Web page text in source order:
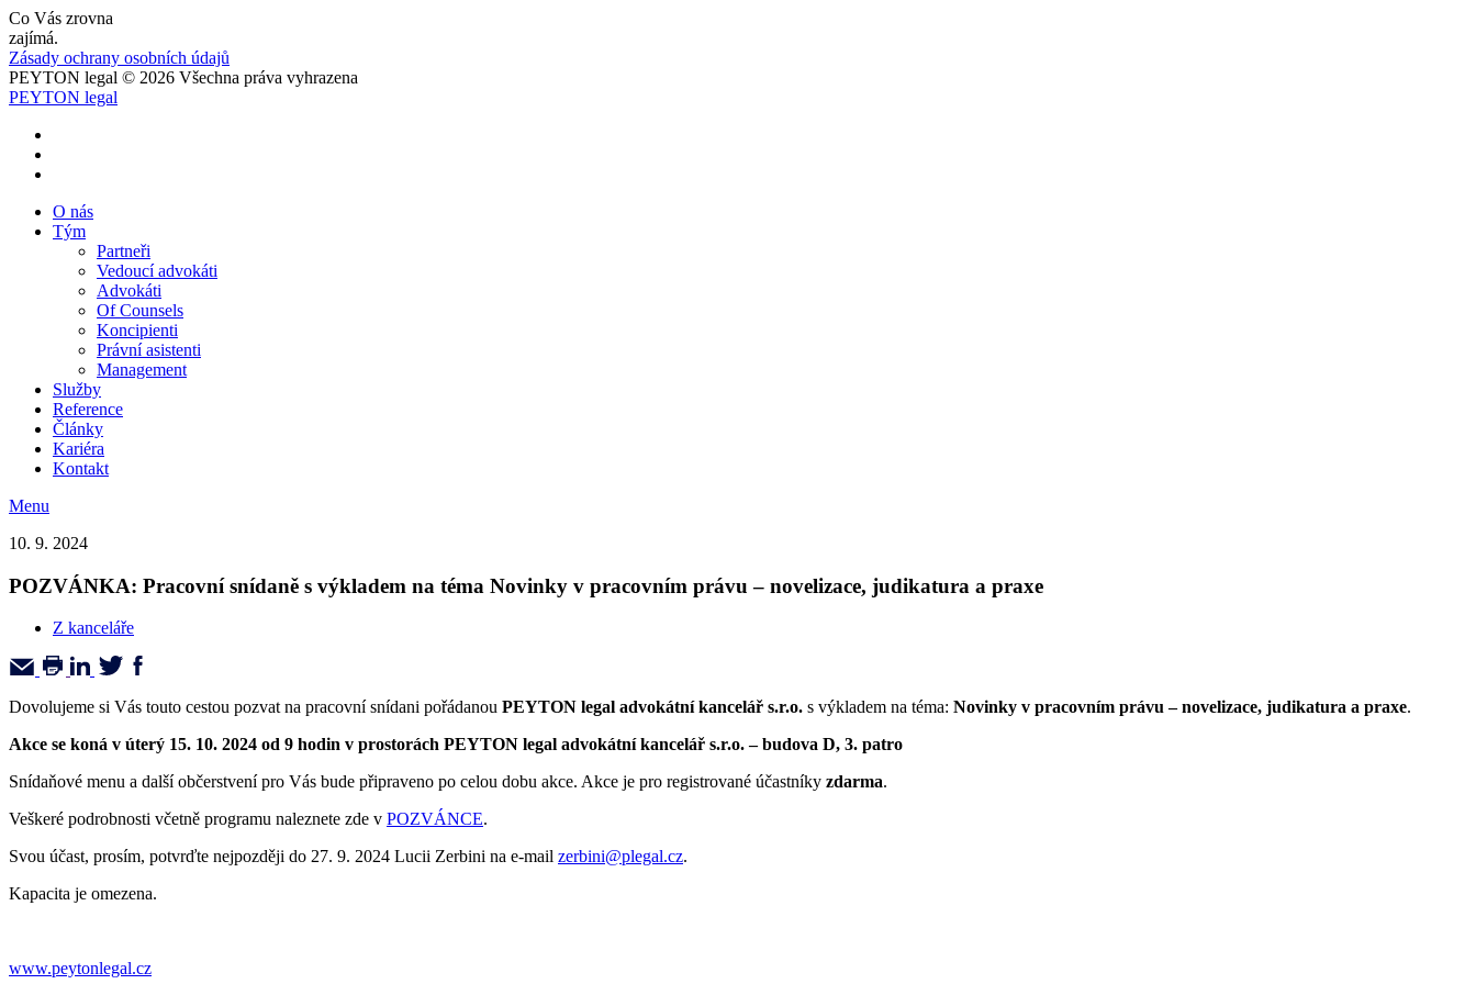
Co Vás zrovna
zajímá.
Zásady ochrany osobních údajů
PEYTON legal © 2026 Všechna práva vyhrazena
PEYTON legal
O nás
Tým
Partneři
Vedoucí advokáti
Advokáti
Of Counsels
Koncipienti
Právní asistenti
Management
Služby
Reference
Články
Kariéra
Kontakt
Menu
10. 9. 2024
POZVÁNKA: Pracovní snídaně s výkladem na téma Novinky v pracovním právu – novelizace, judikatura a praxe
Z kanceláře
Dovolujeme si Vás touto cestou pozvat na pracovní snídani pořádanou PEYTON legal advokátní kancelář s.r.o. s výkladem na téma: Novinky v pracovním právu – novelizace, judikatura a praxe.
Akce se koná v úterý 15. 10. 2024 od 9 hodin v prostorách PEYTON legal advokátní kancelář s.r.o. – budova D, 3. patro
Snídaňové menu a další občerstvení pro Vás bude připraveno po celou dobu akce. Akce je pro registrované účastníky zdarma.
Veškeré podrobnosti včetně programu naleznete zde v POZVÁNCE.
Svou účast, prosím, potvrďte nejpozději do 27. 9. 2024 Lucii Zerbini na e-mail zerbini@plegal.cz.
Kapacita je omezena.
www.peytonlegal.cz